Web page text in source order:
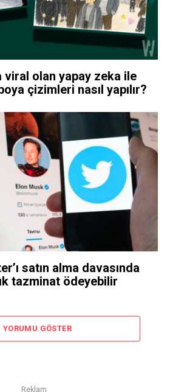
viral olan yapay zeka ile
çizimleri nasıl yapılır?
satın alma davasında
tazminat ödeyebilir
YORUMU GÖSTER
Reklam